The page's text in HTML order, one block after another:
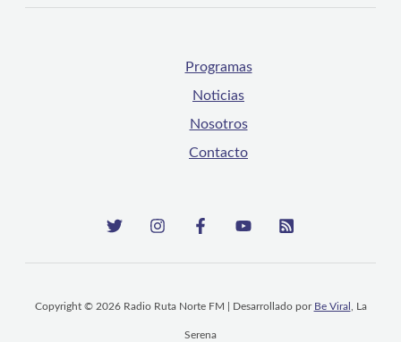
Programas
Noticias
Nosotros
Contacto
Copyright © 2026 Radio Ruta Norte FM | Desarrollado por Be Viral , La
Serena